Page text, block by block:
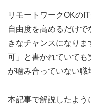
リモートワークOKの
自由度を高めるだけ
きなチャンスになりま
可」と書かれていても
が噛み合っていない職
本記事で解説したよう